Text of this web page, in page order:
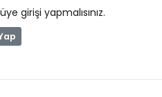
üye girişi yapmalısınız.